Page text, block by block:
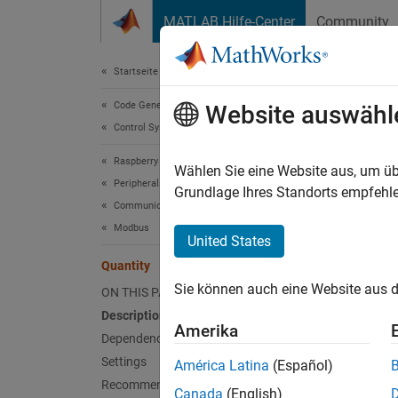
MATLAB Hilfe-Center Community
Startseite der Dokumentation
Code Generation
Control Systems
Raspberry Pi Blockset
Peripherals
Communication
Modbus
Quantity
ON THIS PAGE
Description
Dependencies
Settings
Recommended Settings
Website
Wählen Sie eine Website aus, um
Grundlage Ihres Standorts
United States
Sie können auch eine Website aus
Amerika
América Latina (Español)
Canada (English)